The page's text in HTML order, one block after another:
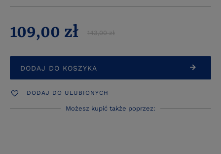
109,00 zł 143,00 zł
DODAJ DO KOSZYKA
DODAJ DO ULUBIONYCH
Możesz kupić także poprzez: